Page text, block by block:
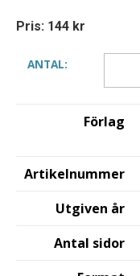
Pris: 144 kr
ANTAL:
Förlag
Artikelnummer
Utgiven år
Antal sidor